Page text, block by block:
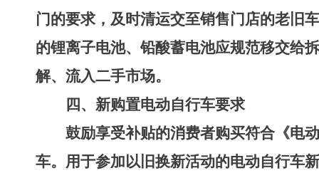
门的要求，及时清运交至销售门店的老旧
的锂离子电池、铅酸蓄电池应规范移交给
解、流入二手市场。
四、新购置电动自行车要求
鼓励享受补贴的消费者购买符合《电
车。用于参加以旧换新活动的电动自行车